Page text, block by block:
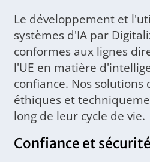
Le développement et
systèmes d'IA par
conformes aux lignes
l'UE en matière
confiance. Nos solutions
éthiques et
long de leur cycle de vie.
Confiance et sécurité